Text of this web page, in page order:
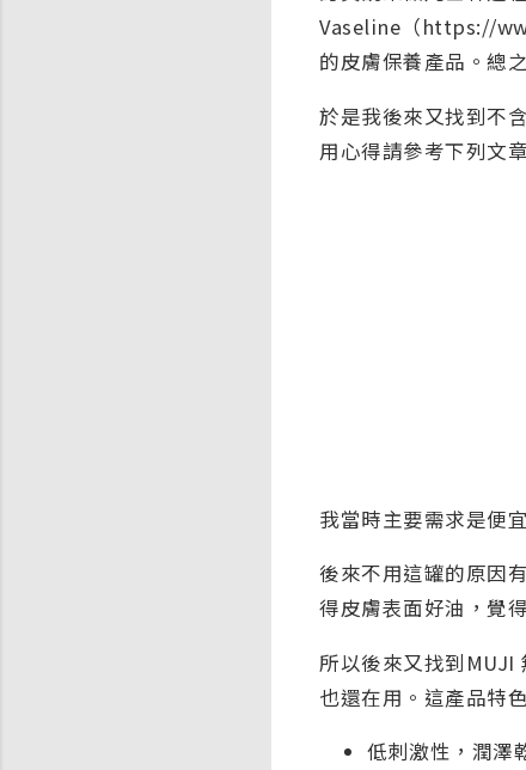
Vaseline（https://
的皮膚保養產品。總
於是我後來又找到不
用心得請參考下列文
我當時主要需求是便
後來不用這罐的原因
得皮膚表面好油，覺
所以後來又找到MUJI
也還在用。這產品特
低刺激性，潤澤